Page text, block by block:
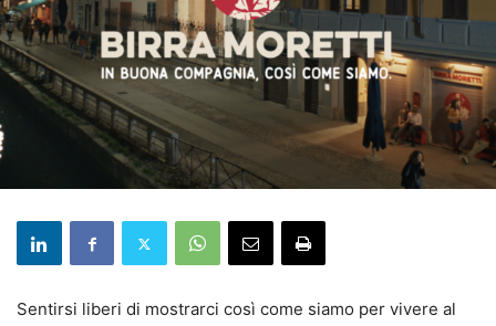
Sentirsi liberi di mostrarci così come siamo per vivere al